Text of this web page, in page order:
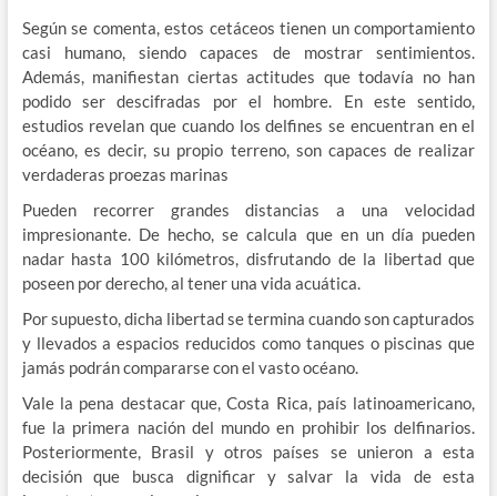
Según se comenta, estos cetáceos tienen un comportamiento
casi humano, siendo capaces de mostrar sentimientos.
Además, manifiestan ciertas actitudes que todavía no han
podido ser descifradas por el hombre. En este sentido,
estudios revelan que cuando los delfines se encuentran en el
océano, es decir, su propio terreno, son capaces de realizar
verdaderas proezas marinas
Pueden recorrer grandes distancias a una velocidad
impresionante. De hecho, se calcula que en un día pueden
nadar hasta 100 kilómetros, disfrutando de la libertad que
poseen por derecho, al tener una vida acuática.
Por supuesto, dicha libertad se termina cuando son capturados
y llevados a espacios reducidos como tanques o piscinas que
jamás podrán compararse con el vasto océano.
Vale la pena destacar que, Costa Rica, país latinoamericano,
fue la primera nación del mundo en prohibir los delfinarios.
Posteriormente, Brasil y otros países se unieron a esta
decisión que busca dignificar y salvar la vida de esta